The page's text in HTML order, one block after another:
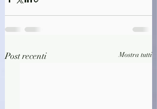
Post recenti Mostra tutti